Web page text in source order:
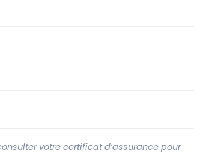
votre certificat d’assurance pour